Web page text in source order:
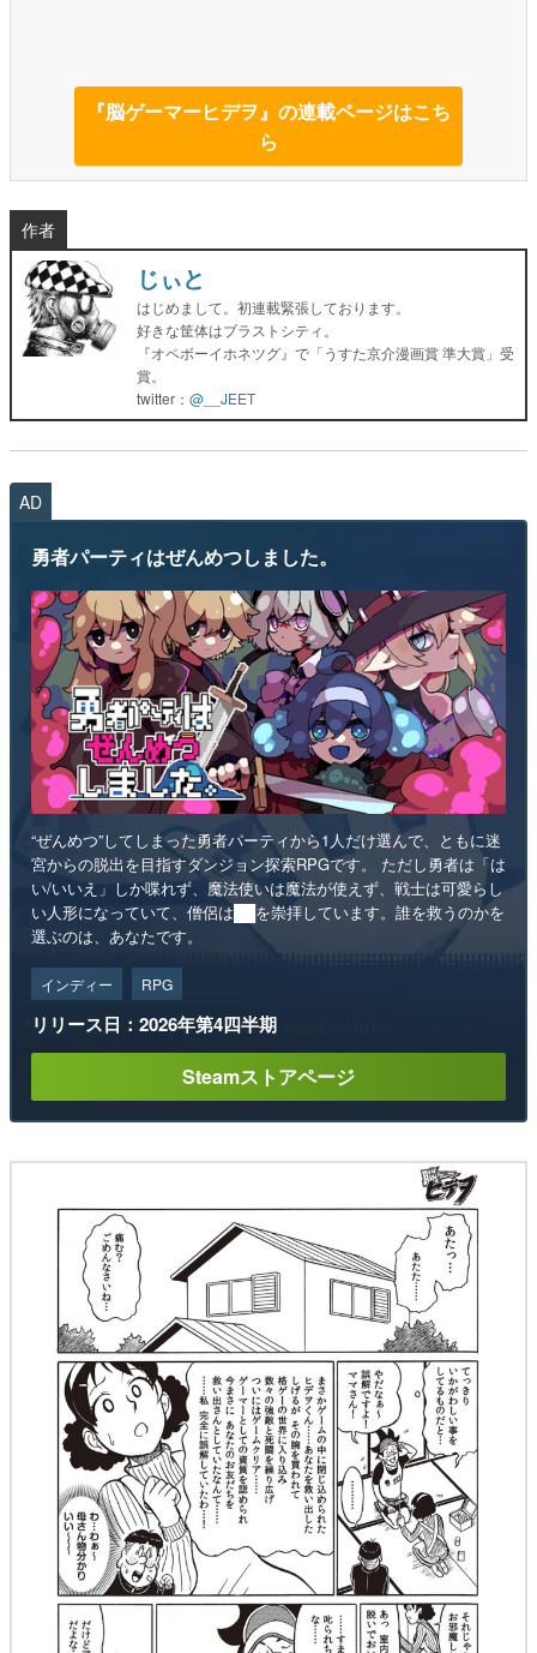
『脳ゲーマーヒデヲ』の連載ページはこち
ら
作者
じぃと
はじめまして。初連載緊張しております。
好きな筐体はブラストシティ。
『オペボーイホネツグ』で「うすた京介漫画賞 準大賞」受
賞。
twitter： @__JEET
AD
勇者パーティはぜんめつしました。
“ぜんめつ”してしまった勇者パーティから1人だけ選んで、ともに迷
宮からの脱出を目指すダンジョン探索RPGです。 ただし勇者は「は
い/いいえ」しか喋れず、魔法使いは魔法が使えず、戦士は可愛らし
い人形になっていて、僧侶は██を崇拝しています。誰を救うのかを
選ぶのは、あなたです。
インディー RPG
リリース日：2026年第4四半期
Steamストアページ